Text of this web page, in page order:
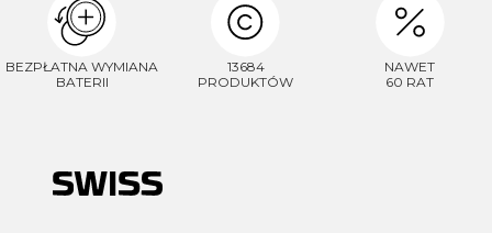
BEZPŁATNA WYMIANA
BATERII
13684
PRODUKTÓW
NAWET
60 RAT